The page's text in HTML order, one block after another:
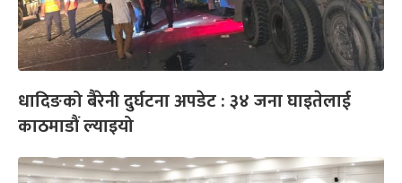
धादिङको बैरेनी दुर्घटना अपडेट : ३४ जना घाइतेलाई
काठमाडौं ल्याइयो